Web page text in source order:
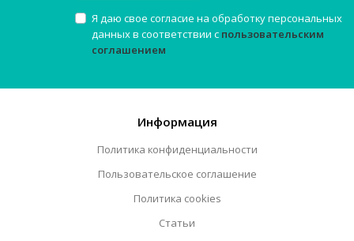
Я даю свое согласие на обработку персональных
данных в соответствии с пользовательским
соглашением
Информация
Политика конфиденциальности
Пользовательское соглашение
Политика cookies
Статьи